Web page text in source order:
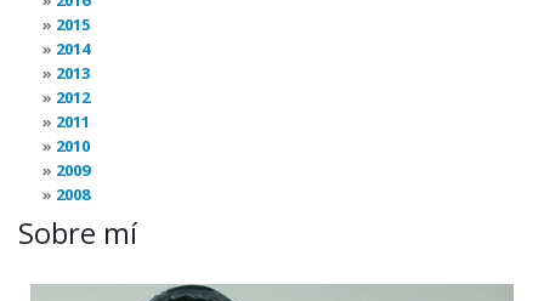
2015
2014
2013
2012
2011
2010
2009
2008
Sobre mí